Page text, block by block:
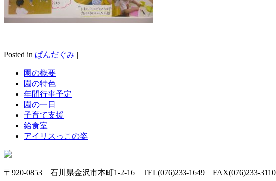
Posted in ぱんだぐみ |
園の概要
園の特色
年間行事予定
園の一日
子育て支援
給食室
アイリスっこの姿
〒920-0853 石川県金沢市本町1-2-16 TEL(076)233-1649 FAX(076)233-3110